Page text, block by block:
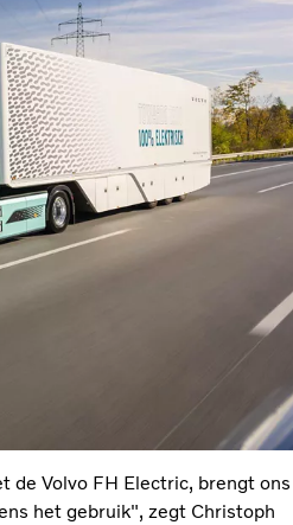
de Volvo FH Electric, brengt ons
het gebruik", zegt Christoph